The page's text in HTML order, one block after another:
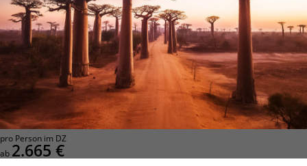
pro Person im DZ
ab 2.665 €